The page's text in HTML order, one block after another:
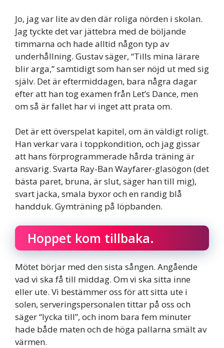
Jo, jag var lite av den där roliga nörden i skolan.
Jag tyckte det var jättebra med de böljande
timmarna och hade alltid någon typ av
underhållning. Gustav säger, “Tills mina lärare
blir arga,” samtidigt som han ser nöjd ut med sig
själv. Det är eftermiddagen, bara några dagar
efter att han tog examen från Let’s Dance, men
om så är fallet har vi inget att prata om.
Det är ett överspelat kapitel, om än väldigt roligt.
Han verkar vara i toppkondition, och jag gissar
att hans förprogrammerade hårda träning är
ansvarig. Svarta Ray-Ban Wayfarer-glasögon (det
bästa paret, bruna, är slut, säger han till mig),
svart jacka, smala byxor och en randig blå
handduk. Gymträning på löpbanden.
Hoppet kom tillbaka.
Mötet börjar med den sista sången. Angående
vad vi ska få till middag. Om vi ska sitta inne
eller ute. Vi bestämmer oss för att sitta ute i
solen, serveringspersonalen tittar på oss och
säger “lycka till”, och inom bara fem minuter
hade både maten och de höga pallarna smält av
värmen.